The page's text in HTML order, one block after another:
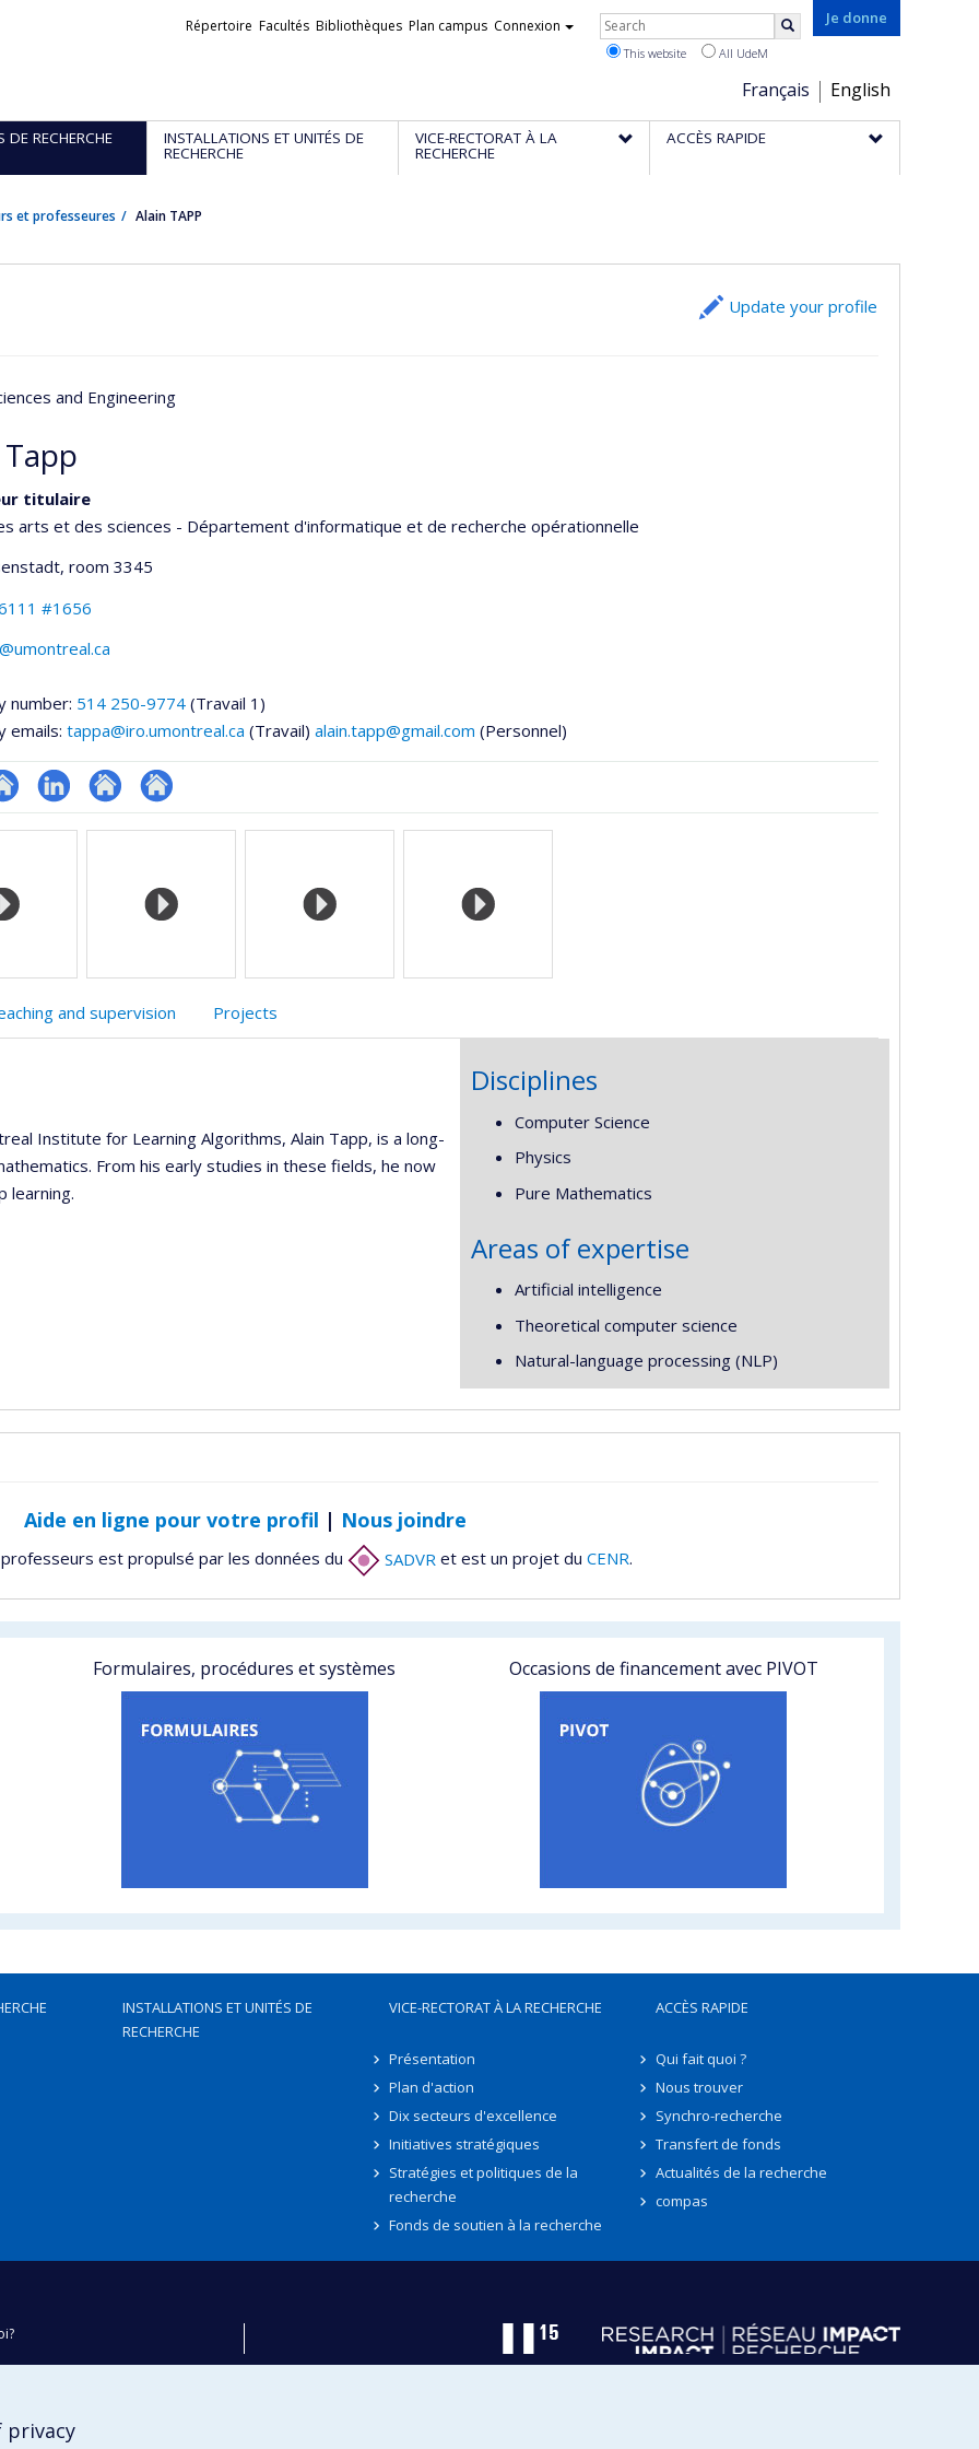
Je donne
Choix
de
la
Français English
Liens
Répertoire Facultés Bibliothèques Plan campus Connexion Rechercher
This website All UdeM
DE RECHERCHE INSTALLATIONS ET UNITÉS DE
RECHERCHE
VICE-RECTORAT À LA
RECHERCHE
ACCÈS RAPIDE
et professeures Alain TAPP
Update your profile
and Engineering
titulaire
arts et des sciences - Département d'informatique et de recherche opérationnelle
, room 3345
#1656
number: 514 250-9774 (Travail 1)
emails: tappa@iro.umontreal.ca (Travail) alain.tapp@gmail.com (Personnel)
LinkedInAutre Autre
and supervision Projects
Institute for Learning Algorithms, Alain Tapp, is a long-
From his early studies in these fields, he now
learning.
Disciplines
Computer Science
Physics
Pure Mathematics
Areas of expertise
Artificial intelligence
Theoretical computer science
Natural-language processing (NLP)
Aide en ligne pour votre profil | Nous joindre
est propulsé par les données du SADVR et est un projet du CENR.
Formulaires, procédures et systèmes Occasions de financement avec PIVOT
INSTALLATIONS ET UNITÉS DE
RECHERCHE
VICE-RECTORAT À LA RECHERCHE
Présentation
Plan d'action
Dix secteurs d'excellence
Initiatives stratégiques
Stratégies et politiques de la
recherche
Fonds de soutien à la recherche
ACCÈS RAPIDE
Qui fait quoi ?
Nous trouver
Synchro-recherche
Transfert de fonds
Actualités de la recherche
compas
privacy